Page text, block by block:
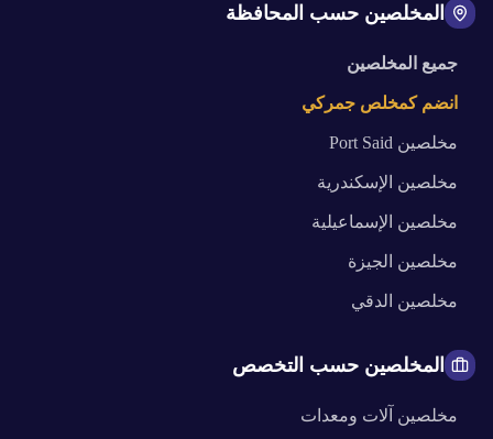
المخلصين حسب المحافظة
جميع المخلصين
انضم كمخلص جمركي
مخلصين Port Said
مخلصين الإسكندرية
مخلصين الإسماعيلية
مخلصين الجيزة
مخلصين الدقي
المخلصين حسب التخصص
مخلصين آلات ومعدات